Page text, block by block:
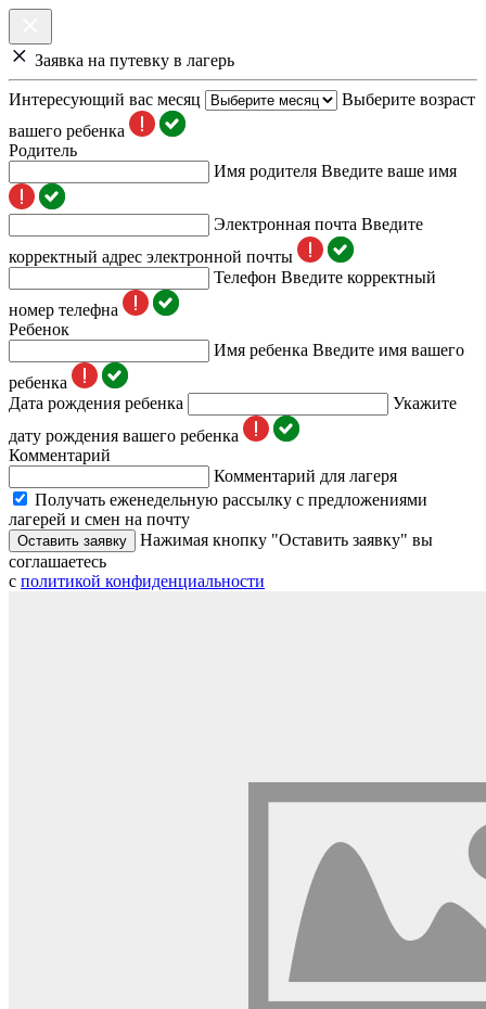
Заявка на путевку в лагерь
Интересующий вас месяц
Выберите возраст
вашего ребенка
Родитель
Имя родителя Введите ваше имя
Электронная почта Введите
корректный адрес электронной почты
Телефон Введите корректный
номер телефна
Ребенок
Имя ребенка Введите имя вашего
ребенка
Дата рождения ребенка
Укажите
дату рождения вашего ребенка
Комментарий
Комментарий для лагеря
Получать еженедельную рассылку с предложениями
лагерей и смен на почту
Оставить заявку
Нажимая кнопку "Оставить заявку" вы
соглашаетесь
с политикой конфиденциальности